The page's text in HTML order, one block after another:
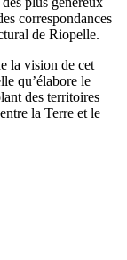
correspondances
de Riopelle.
la vision de cet
qu’élabore le
des territoires
la Terre et le